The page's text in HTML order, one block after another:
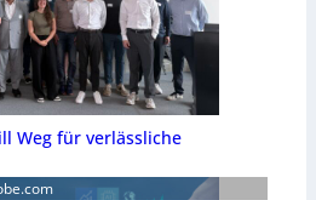
Weg für verlässliche